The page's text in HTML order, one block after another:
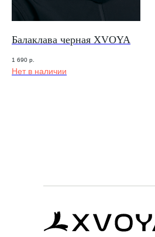
Балаклава черная XVOYA
1 690 р.